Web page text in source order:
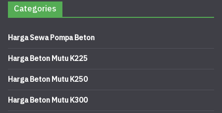
Categories
Harga Sewa Pompa Beton
Harga Beton Mutu K225
Harga Beton Mutu K250
Harga Beton Mutu K300